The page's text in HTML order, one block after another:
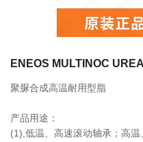
q1508@126.COM
深圳市南山区前海路
FS2-4
ENEOS MULTINOC
聚脲合成高温耐用型脂
产品用途：
(1),低温、高速滚动轴承；高温